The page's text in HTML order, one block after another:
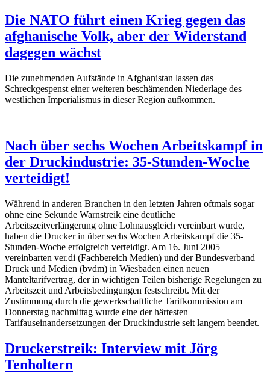
Die NATO führt einen Krieg gegen das
afghanische Volk, aber der Widerstand
dagegen wächst
Die zunehmenden Aufstände in Afghanistan lassen das
Schreckgespenst einer weiteren beschämenden Niederlage des
westlichen Imperialismus in dieser Region aufkommen.
Nach über sechs Wochen Arbeitskampf in
der Druckindustrie: 35-Stunden-Woche
verteidigt!
Während in anderen Branchen in den letzten Jahren oftmals sogar
ohne eine Sekunde Warnstreik eine deutliche
Arbeitszeitverlängerung ohne Lohnausgleich vereinbart wurde,
haben die Drucker in über sechs Wochen Arbeitskampf die 35-
Stunden-Woche erfolgreich verteidigt. Am 16. Juni 2005
vereinbarten ver.di (Fachbereich Medien) und der Bundesverband
Druck und Medien (bvdm) in Wiesbaden einen neuen
Manteltarifvertrag, der in wichtigen Teilen bisherige Regelungen zu
Arbeitszeit und Arbeitsbedingungen festschreibt. Mit der
Zustimmung durch die gewerkschaftliche Tarifkommission am
Donnerstag nachmittag wurde eine der härtesten
Tarifauseinandersetzungen der Druckindustrie seit langem beendet.
Druckerstreik: Interview mit Jörg
Tenholtern